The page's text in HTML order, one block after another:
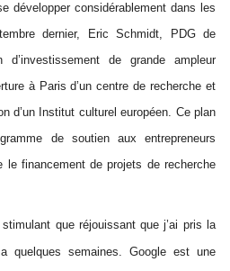
développer considérablement dans les
dernier, Eric Schmidt, PDG de
de grande ampleur
à Paris d’un centre de recherche et
d’un Institut culturel européen. Ce plan
de soutien aux entrepreneurs
le financement de projets de recherche
que réjouissant que j’ai pris la
quelques semaines. Google est une